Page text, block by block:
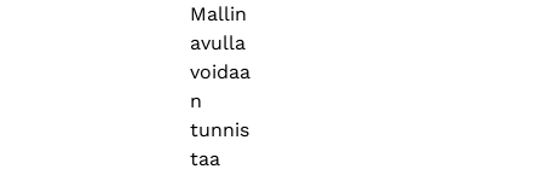
Mallin
avulla
voidaa
n
tunnis
taa